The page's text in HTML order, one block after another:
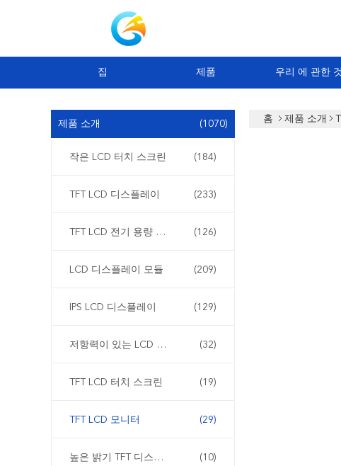
집 제품 우리 에 관한 것
제품 소개 (1070)
작은 LCD 터치 스크린 (184)
TFT LCD 디스플레이 (233)
TFT LCD 전기 용량 터치스크린 (126)
LCD 디스플레이 모듈 (209)
IPS LCD 디스플레이 (129)
저항력이 있는 LCD 디스플레이 (32)
TFT LCD 터치 스크린 (19)
TFT LCD 모니터 (29)
높은 밝기 TFT 디스플레이 (10)
홈 제품 소개